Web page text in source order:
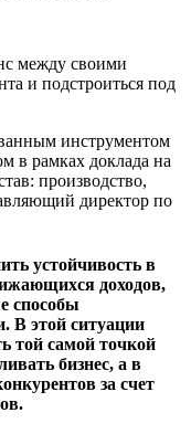
между своими
и подстроиться под
инструментом
в рамках доклада на
производство,
директор по
устойчивость в
доходов,
способы
В этой ситуации
той самой точкой
бизнес, а в
за счет